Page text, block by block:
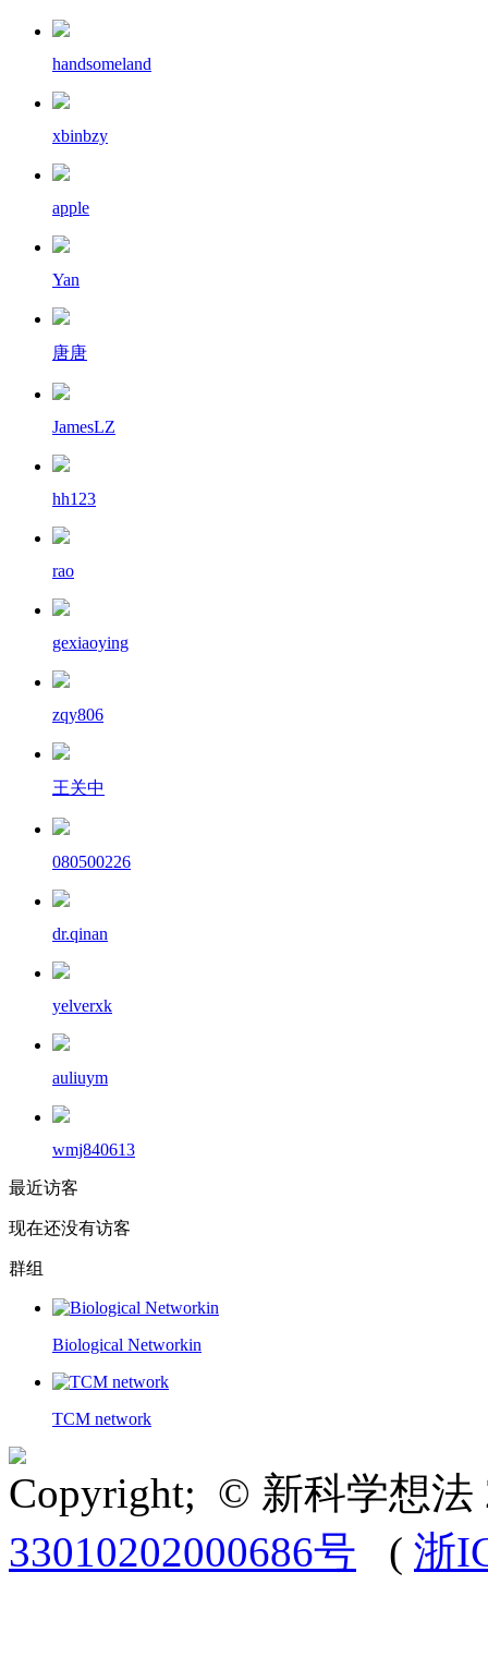
handsomeland
xbinbzy
apple
Yan
唐唐
JamesLZ
hh123
rao
gexiaoying
zqy806
王关中
080500226
dr.qinan
yelverxk
auliuym
wmj840613
最近访客
现在还没有访客
群组
Biological Networkin
TCM network
Copyright; © 新科学想
33010202000686号 ( 浙